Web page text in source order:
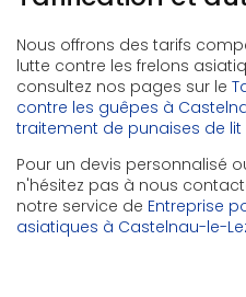
Nous offrons des tarifs
lutte contre les frelons
consultez nos pages sur le
contre les guêpes à
traitement de punaises de
Pour un devis personnalisé
n'hésitez pas à nous
notre service de Entreprise
asiatiques à Castelnau-le-